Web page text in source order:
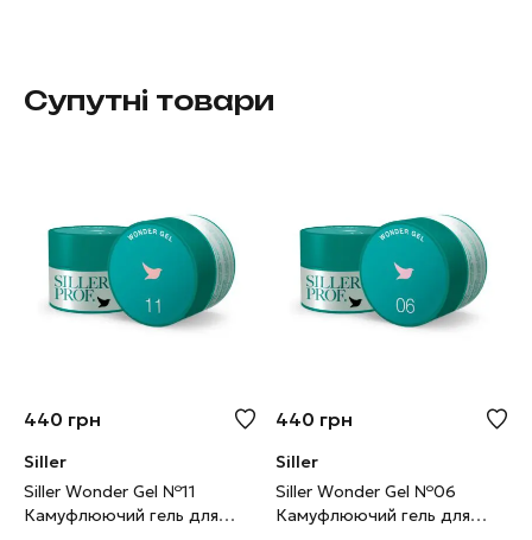
Супутні товари
440 грн
Siller
Siller Wonder Gel №11
Камуфлюючий гель для
440 грн
Siller
Siller Wonder Gel №06
Камуфлюючий гель для